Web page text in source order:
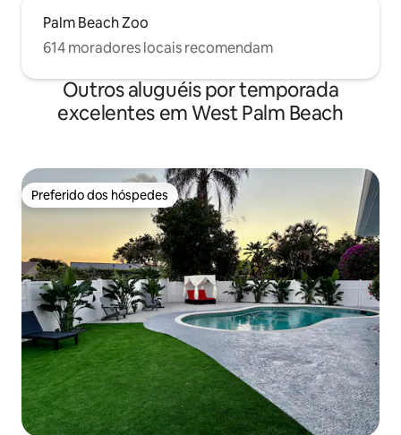
Palm Beach Zoo
614 moradores locais recomendam
Outros aluguéis por temporada
excelentes em West Palm Beach
Preferido dos hóspedes
Preferido dos hóspedes